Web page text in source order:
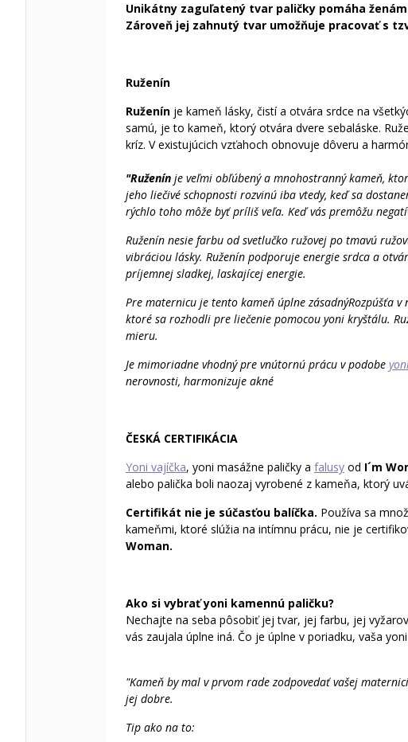
Unikátny zaguľatený tvar paličky pomáha
Zároveň jej zahnutý tvar umožňuje pracovať s
Ruženín
Ruženín je kameň lásky, čistí a otvára srdce na
samú, je to kameň, ktorý otvára dvere sebaláske.
kríz. V existujúcich vzťahoch obnovuje dôveru a
"Ruženín je veľmi obľúbený a mnohostranný kameň,
jeho liečivé schopnosti rozvinú iba vtedy, keď sa
rýchlo toho môže byť príliš veľa. Keď vás premôžu
Ruženín nesie farbu od svetlučko ružovej po tmavú
vibráciou lásky. Ruženín podporuje energie srdca a
príjemnej sladkej, laskajícej energie.
Pre maternicu je tento kameň úplne zásadnýRozpúšťa
ktoré sa rozhodli pre liečenie pomocou yoni kryštálu.
mieru.
Je mimoriadne vhodný pre vnútornú prácu v podobe
nerovnosti, harmonizuje akné
ČESKÁ CERTIFIKÁCIA
Yoni vajíčka, yoni masážne paličky a falusy od I´m
alebo palička boli naozaj vyrobené z kameňa, ktorý
Certifikát nie je súčasťou balíčka. Používa sa
kameňmi, ktoré slúžia na intímnu prácu, nie je
Woman.
Ako si vybrať yoni kamennú paličku?
Nechajte na seba pôsobiť jej tvar, jej farbu, jej
vás zaujala úplne iná. Čo je úplne v poriadku, vaša
"Kameň by mal v prvom rade zodpovedať vašej
jej dobre.
Tip ako na to: